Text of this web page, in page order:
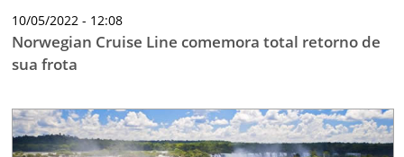
10/05/2022 - 12:08
Norwegian Cruise Line comemora total retorno de
sua frota